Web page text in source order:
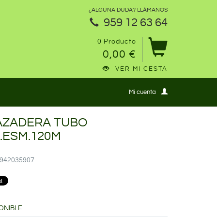
¿ALGUNA DUDA? LLÁMANOS
959 12 63 64
0 Producto
0,00 €
VER MI CESTA
Mi cuenta
TUBO